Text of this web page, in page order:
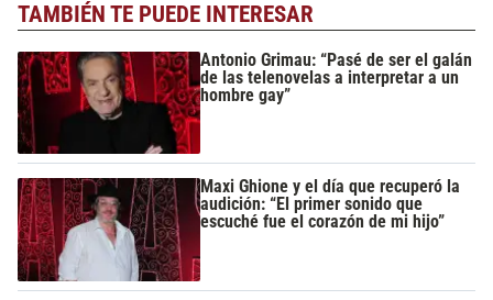
TAMBIÉN TE PUEDE INTERESAR
Antonio Grimau: “Pasé de ser el galán
de las telenovelas a interpretar a un
hombre gay”
Maxi Ghione y el día que recuperó la
audición: “El primer sonido que
escuché fue el corazón de mi hijo”